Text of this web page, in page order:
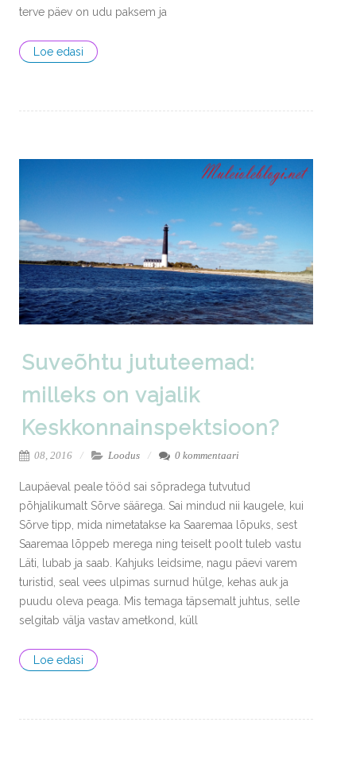
terve päev on udu paksem ja
Loe edasi
Suveõhtu jututeemad:
milleks on vajalik
Keskkonnainspektsioon?
08, 2016 Loodus 0 kommentaari
Laupäeval peale tööd sai sõpradega tutvutud
põhjalikumalt Sõrve säärega. Sai mindud nii kaugele, kui
Sõrve tipp, mida nimetatakse ka Saaremaa lõpuks, sest
Saaremaa lõppeb merega ning teiselt poolt tuleb vastu
Läti, lubab ja saab. Kahjuks leidsime, nagu päevi varem
turistid, seal vees ulpimas surnud hülge, kehas auk ja
puudu oleva peaga. Mis temaga täpsemalt juhtus, selle
selgitab välja vastav ametkond, küll
Loe edasi